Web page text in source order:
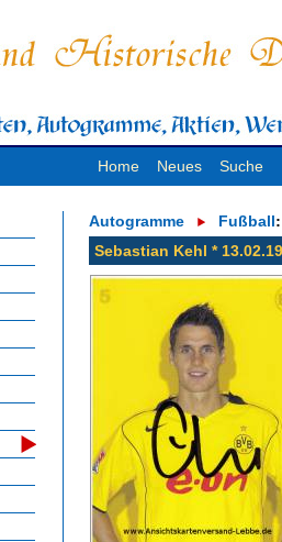
Home Neues Suche
Autogramme Fußball:
Sebastian Kehl *